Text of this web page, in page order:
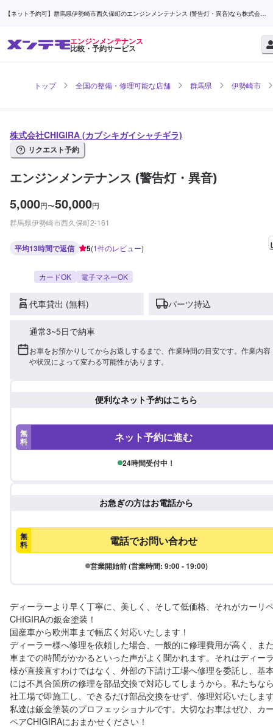
【ネット予約可】群馬県伊勢崎市西久保町のエンジンメンテナンス (警告灯・異音)なら株式会社
エンジンメンテナンス
比較・予約サービス
トップ 全国の整備・修理可能な店舗 群馬県 伊勢崎市
株式会社CHIGIRA (カブシキガイシャチギラ)
リクエスト予約
エンジンメンテナンス (警告灯・異音)
5,000円〜50,000円
群馬県伊勢崎市西久保町2-161
平均13時間で返信 5(1件のレビュー)
カードOK 電子マネーOK
代車貸出 (無料) パーツ持込
通常3~5日で納車
お車をお預かりしてからお返しするまで、作業時間の目安です。作業内容
や状況によって変わる可能性があります。
便利なネット予約はこちら
無
料 ネット予約に進む
24時間受付中！
お急ぎの方はお電話から
無
料 電話でお問い合わせ
営業開始前 (営業時間: 9:00 - 19:00)
ディーラーより早く丁寧に、美しく、そして低価格、それがカーリ
CHIGIRAの鈑金塗装！
国産車から欧州車まで幅広く対応いたします！
ディーラー様へ修理を依頼した場合、一般的に修理費用が高く、ま
車までの時間がかかるといった声がよく聞かれます。それはディー
様が直接直すわけではなく、外部の下請け工場へ修理を委託し、基
には不具合箇所の修理を部品交換で対応してしまうから。私たちな
社工場で即施工し、できるだけ部品交換をせず、修理対応いたしま
私達は鈑金塗装のプロフェッショナルです。大切なお車はぜひ、カ
ペアCHIGIRAにおまかせください！